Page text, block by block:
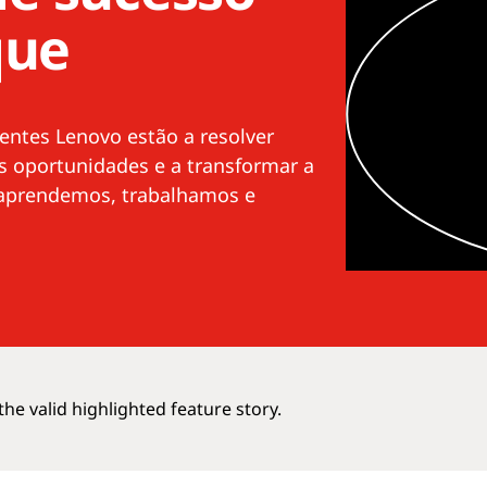
Lenovo estão a resolver
oportunidades e a transformar a
trabalhamos e
valid highlighted feature story.